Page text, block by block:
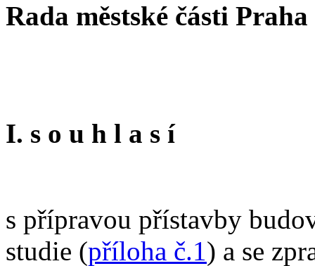
Rada městské části Praha
I. s o u h l a s í
s přípravou přístavby
studie (příloha č.1) a se